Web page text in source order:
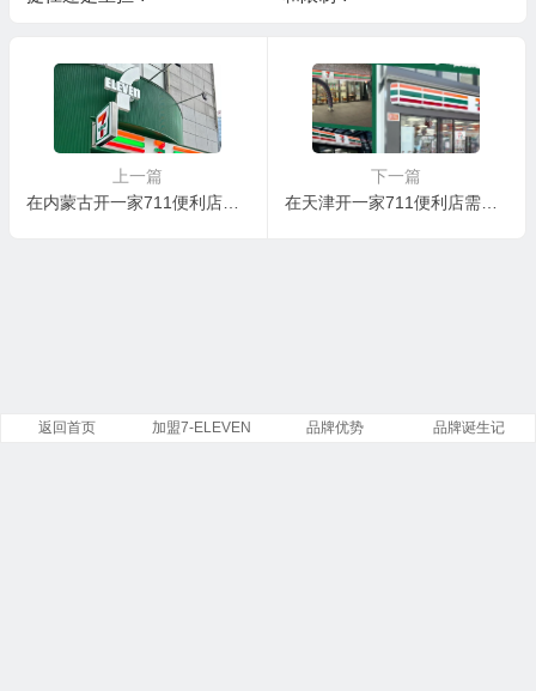
上一篇
在内蒙古开一家711便利店需要多少钱
下一篇
在天津开一家711便利店需要多少钱
返回首页 加盟7-ELEVEN 品牌优势 品牌诞生记